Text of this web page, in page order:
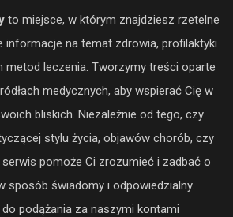
to miejsce, w którym znajdziesz rzetelne
informacje na temat zdrowia, profilaktyki
metod leczenia. Tworzymy treści oparte
medycznych, aby wspierać Cię w
bliskich. Niezależnie od tego, czy
stylu życia, objawów chorób, czy
pomoże Ci zrozumieć i zadbać o
sposób świadomy i odpowiedzialny.
podążania za naszymi kontami